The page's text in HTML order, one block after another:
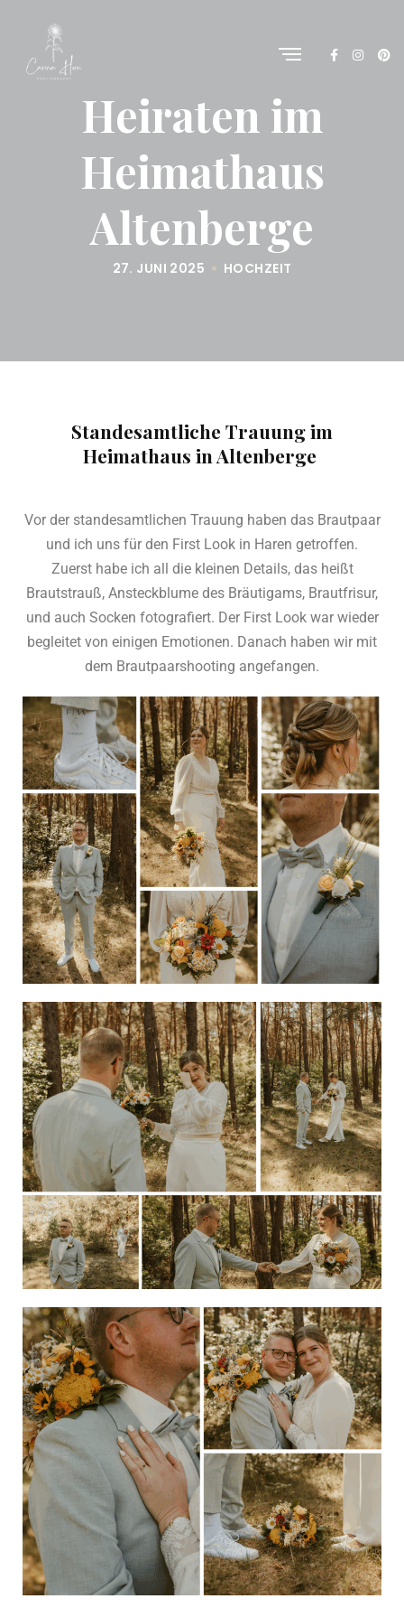
Heiraten im
Heimathaus
Altenberge
27. JUNI 2025 HOCHZEIT
Standesamtliche Trauung im
Heimathaus in Altenberge
Vor der standesamtlichen Trauung haben das Brautpaar
und ich uns für den First Look in Haren getroffen.
Zuerst habe ich all die kleinen Details, das heißt
Brautstrauß, Ansteckblume des Bräutigams, Brautfrisur,
und auch Socken fotografiert. Der First Look war wieder
begleitet von einigen Emotionen. Danach haben wir mit
dem Brautpaarshooting angefangen.